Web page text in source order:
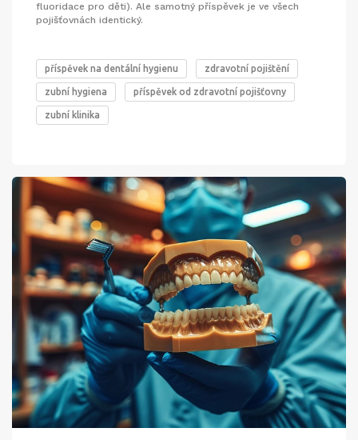
fluoridace pro děti). Ale samotný příspěvek je ve všech
pojišťovnách identický.
příspěvek na dentální hygienu zdravotní pojištění
zubní hygiena příspěvek od zdravotní pojišťovny
zubní klinika